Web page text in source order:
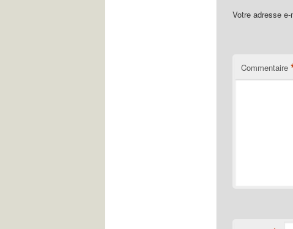
Votre adresse
Commentaire